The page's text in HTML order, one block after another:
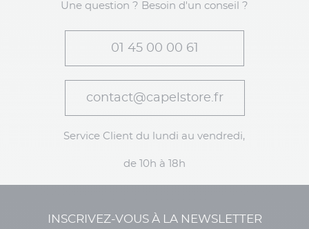
Une question ? Besoin d'un conseil ?
01 45 00 00 61
contact@capelstore.fr
Service Client du lundi au vendredi,
de 10h à 18h
INSCRIVEZ-VOUS À LA NEWSLETTER